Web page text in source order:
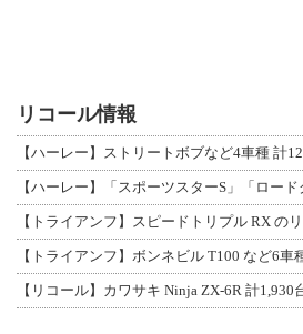
リコール情報
【ハーレー】ストリートボブなど4車種 計
【トライアンフ】スピードトリプル RX の
【リコール】カワサキ Ninja ZX-6R 計1,930